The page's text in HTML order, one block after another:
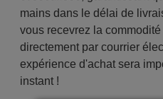
mains dans le délai de
vous recevrez la
directement par courrier
expérience d'achat sera
instant !